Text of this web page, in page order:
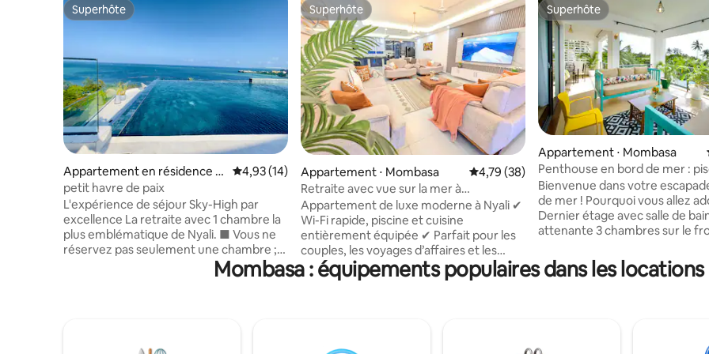
Superhôte
Superhôte
Appartement en résidence ⋅
Mombasa
Évaluation moyenne sur la base de 14 commentaires : 4,93 sur 5
4,93 (14)
petit havre de paix
L'expérience de séjour Sky-High par
excellence La retraite avec 1 chambre la
plus emblématique de Nyali. ■ Vous ne
réservez pas seulement une chambre ;
vous accédez à un mode de vie d'élite.
■ L'ambiance : des intérieurs
Superhôte
Superhôte
Appartement ⋅ Mombasa Évaluation moyenne sur la base de 38
4,79 (38)
Retraite avec vue sur la mer à
Nyali | Piscine | Wifi rapide | Clim | Près de
la plage
Appartement de luxe moderne à Nyali ✔
Wi-Fi rapide, piscine et cuisine
entièrement équipée ✔ Parfait pour les
couples, les voyages d’affaires et les
longs séjours Le logement dispose d’un
salon moderne avec une grande
Superhôte
Superhôte
Appartement ⋅ Mombasa
Penthouse en bord de mer :
climatisation + plage + salle de
Bienvenue dans votre
de mer ! Pourquoi vous allez
Dernier étage avec salle de
attenante 3 chambres sur le
imbattable - 1 minute à pied de
Climatisation (frais
Cadre familial calme et sûr -
Mombasa : équipements populaires dans les